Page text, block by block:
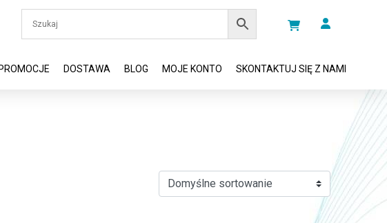
PROMOCJE DOSTAWA BLOG MOJE KONTO SKONTAKTUJ SIĘ Z NAMI